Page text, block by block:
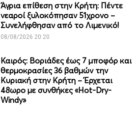
Άγρια επίθεση στην Κρήτη: Πέντε
νεαροί ξυλοκόπησαν 51χρονο –
Συνελήφθησαν από το Λιμενικό!
08/08/2026 20:20
Καιρός: Βοριάδες έως 7 μποφόρ και
θερμοκρασίες 36 βαθμών την
Κυριακή στην Κρήτη – Έρχεται
48ωρο με συνθήκες «Hot-Dry-
Windy»